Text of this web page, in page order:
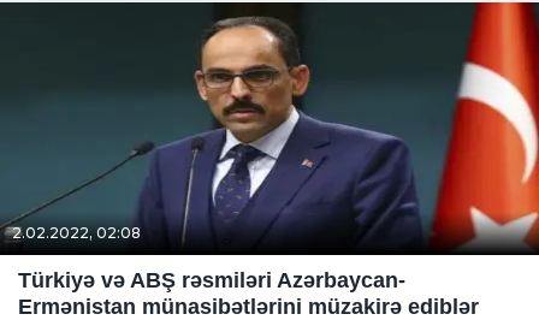
2.02.2022, 02:08
Türkiyə və ABŞ rəsmiləri Azərbaycan-
Ermənistan münasibətlərini müzakirə ediblər